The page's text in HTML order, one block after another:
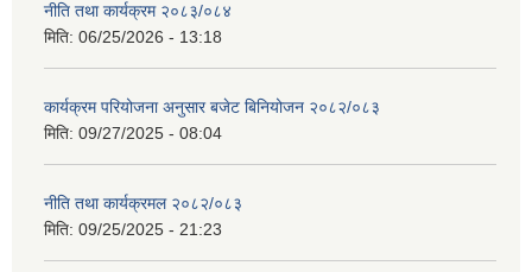
नीति तथा कार्यक्रम २०८३/०८४
मिति: 06/25/2026 - 13:18
कार्यक्रम परियोजना अनुसार बजेट बिनियोजन २०८२/०८३
मिति: 09/27/2025 - 08:04
नीति तथा कार्यक्रमल २०८२/०८३
मिति: 09/25/2025 - 21:23